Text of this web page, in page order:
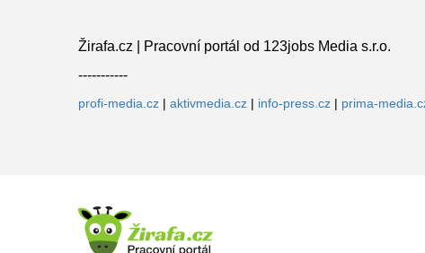
Žirafa.cz | Pracovní portál od 123jobs Media s.r.o.
-----------
profi-media.cz | aktivmedia.cz | info-press.cz | prima-